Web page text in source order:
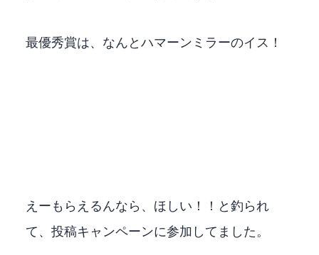
最優秀賞は、なんとハマーンミラーのイス！
えーもらえるんなら、ほしい！！と釣られ
て、投稿キャンペーンに参加してました。